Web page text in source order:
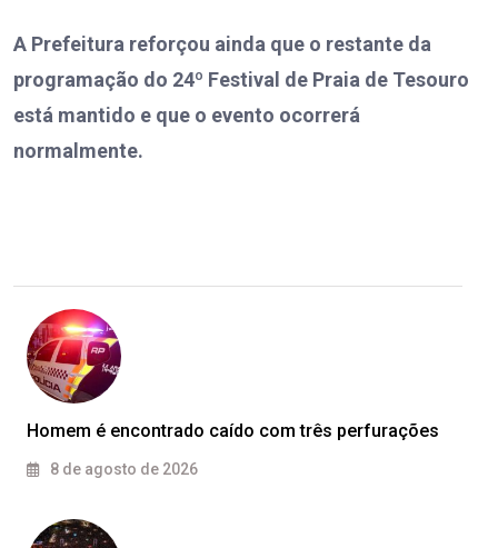
A Prefeitura reforçou ainda que o restante da
programação do 24º Festival de Praia de Tesouro
está mantido e que o evento ocorrerá
normalmente.
Homem é encontrado caído com três perfurações
8 de agosto de 2026